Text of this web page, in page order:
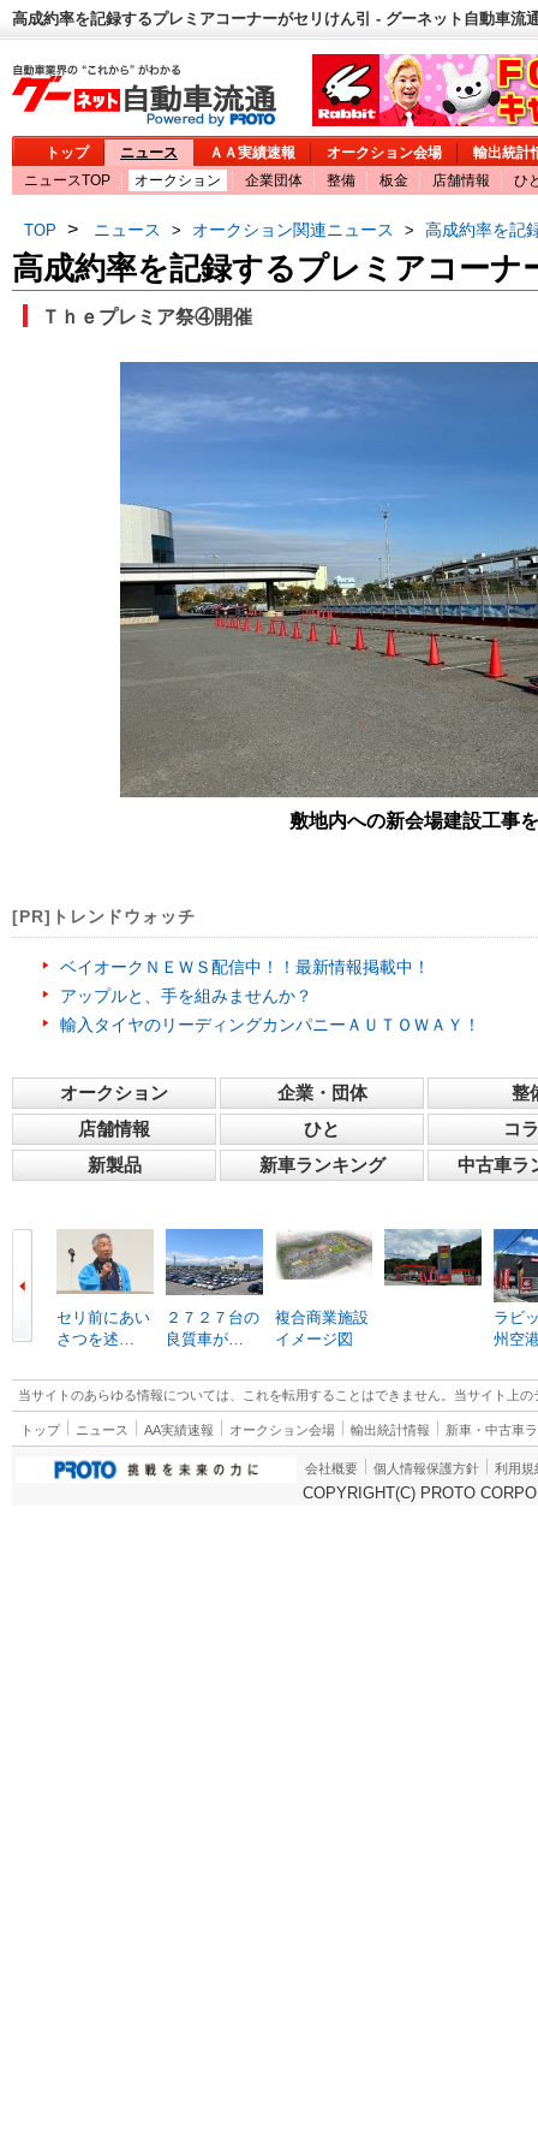
高成約率を記録するプレミアコーナーがセリけん引 - グーネット自動車流
トップ ニュース ＡＡ実績速報 オークション会場
輸出統計
ニュースTOP
オークション 企業団体 整備 板金 店舗情報 ひ
TOP > ニュース > オークション関連ニュース > 高成約率を記
高成約率を記録するプレミアコーナ
Ｔｈｅプレミア祭④開催
敷地内への新会場建設工事
[PR]トレンドウォッチ
ベイオークＮＥＷＳ配信中！！最新情報掲載中！
アップルと、手を組みませんか？
輸入タイヤのリーディングカンパニーＡＵＴＯＷＡＹ！
オークション 企業・団体
整
店舗情報
ひと
コ
新製品
新車ランキング 中古車ラ
セリ前にあい
さつを述…
２７２７台の
良質車が…
複合商業施設
イメージ図
ラビ
州空
当サイトのあらゆる情報については、これを転用することはできません。当サイト上
トップ ニュース AA実績速報 オークション会場 輸出統計情報 新車・中古車
会社概要 個人情報保護方針 利用規
COPYRIGHT(C) PROTO